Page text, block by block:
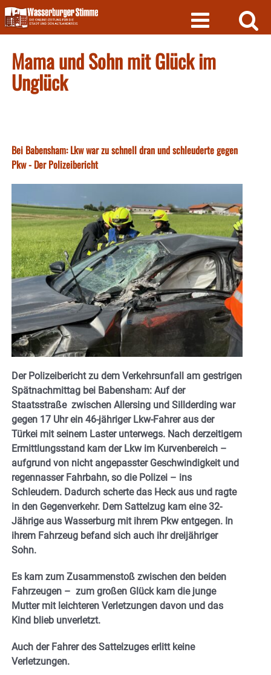
Skip
to
content
Mama und Sohn mit Glück im
Unglück
Bei Babensham: Lkw war zu schnell dran und schleuderte gegen
Pkw - Der Polizeibericht
Der Polizeibericht zu dem Verkehrsunfall am gestrigen
Spätnachmittag bei Babensham: Auf der
Staatsstraße zwischen Allersing und Sillderding war
gegen 17 Uhr ein 46-jähriger Lkw-Fahrer aus der
Türkei mit seinem Laster unterwegs. Nach derzeitigem
Ermittlungsstand kam der Lkw im Kurvenbereich –
aufgrund von nicht angepasster Geschwindigkeit und
regennasser Fahrbahn, so die Polizei – ins
Schleudern. Dadurch scherte das Heck aus und ragte
in den Gegenverkehr. Dem Sattelzug kam eine 32-
Jährige aus Wasserburg mit ihrem Pkw entgegen. In
ihrem Fahrzeug befand sich auch ihr dreijähriger
Sohn.
Es kam zum Zusammenstoß zwischen den beiden
Fahrzeugen – zum großen Glück kam die junge
Mutter mit leichteren Verletzungen davon und das
Kind blieb unverletzt.
Auch der Fahrer des Sattelzuges erlitt keine
Verletzungen.